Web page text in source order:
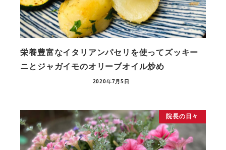
栄養豊富なイタリアンパセリを使ってズッキー
ニとジャガイモのオリーブオイル炒め
2020年7月5日
院長の日々